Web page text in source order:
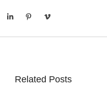
Related Posts